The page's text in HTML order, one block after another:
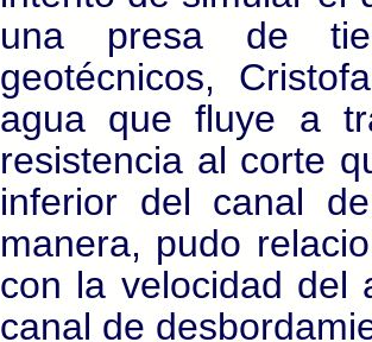
una presa de
geotécnicos,
agua que fluye a
resistencia al corte
inferior del canal
manera, pudo
con la velocidad del
canal de